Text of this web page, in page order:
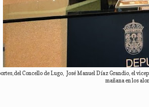
Concello de Lugo, José Manuel Díaz Grandio, el
mañana en los